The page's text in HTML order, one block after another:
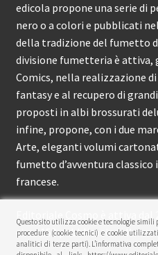
edicola propone una serie di
nero o a colori e pubblicati
della tradizione del fumetto
divisione fumetteria è attiva,
Comics, nella realizzazione
fantasy e al recupero di
proposti in albi brossurati
infine, propone, con i due
Arte, eleganti volumi
fumetto d’avventura
francese.
Editoriale Cosmo è attiva dal
circa 150 pubblicazioni l’anno.
Questo sito utilizza cookie e tecnologie
procedure (cookie tecnici) e cookie
analitici di terze parti). L’informativa